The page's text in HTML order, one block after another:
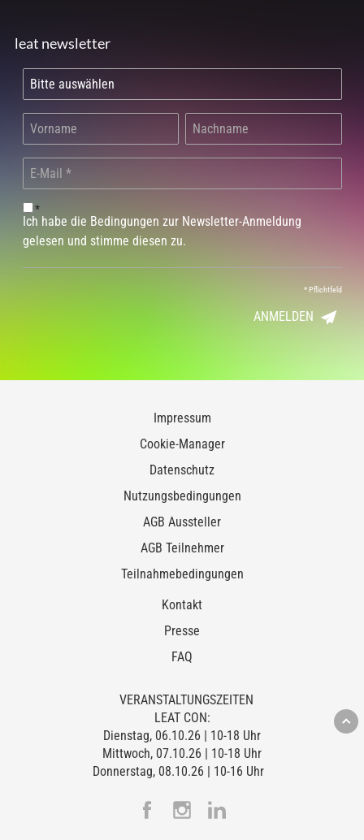
leat newsletter
*
Ich habe die Bedingungen zur Newsletter-Anmeldung
gelesen und stimme diesen zu.
*Pflichtfeld
ANMELDEN
Impressum
Cookie-Manager
Datenschutz
Nutzungsbedingungen
AGB Aussteller
AGB Teilnehmer
Teilnahmebedingungen
Kontakt
Presse
FAQ
VERANSTALTUNGSZEITEN
LEAT CON:
Dienstag, 06.10.26 | 10-18 Uhr
Mittwoch, 07.10.26 | 10-18 Uhr
Donnerstag, 08.10.26 | 10-16 Uhr